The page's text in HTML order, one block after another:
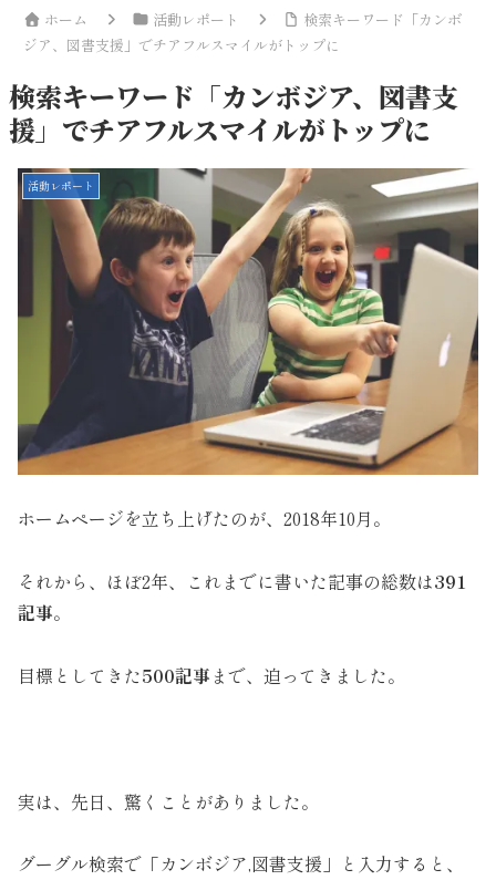
ホーム 活動レポート
検索キーワード「カンボ
ジア、図書支援」でチアフルスマイルがトップに
検索キーワード「カンボジア、図書支
援」でチアフルスマイルがトップに
活動レポート
ホームページを立ち上げたのが、2018年10月。
それから、ほぼ2年、これまでに書いた記事の総数は391
記事。
目標としてきた500記事 まで、迫ってきました。
実は、先日、驚くことがありました。
グーグル検索で「カンボジア,図書支援」と入力すると、